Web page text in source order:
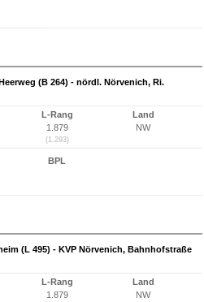
(B 264) - nördl. Nörvenich, Ri.
L-Rang
1.879
(1.293)
Land
NW
BPL
(L 495) - KVP Nörvenich, Bahnhofstraße
L-Rang
1.879
Land
NW